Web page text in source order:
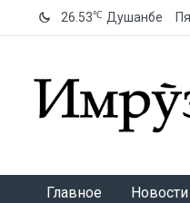
26.53℃ Душанбе
Главное